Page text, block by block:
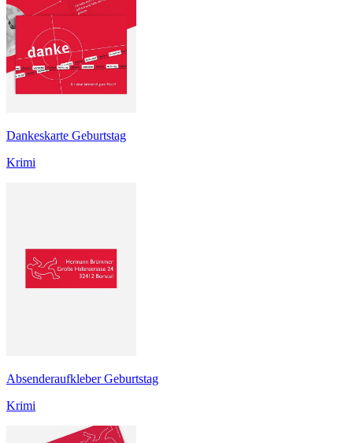
Dankeskarte Geburtstag
Krimi
Absenderaufkleber Geburtstag
Krimi